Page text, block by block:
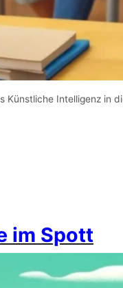
Künstliche Intelligenz in
im Spott